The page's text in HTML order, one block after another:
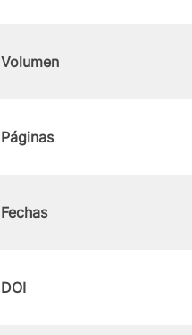
Volumen
Páginas
Fechas
DOI